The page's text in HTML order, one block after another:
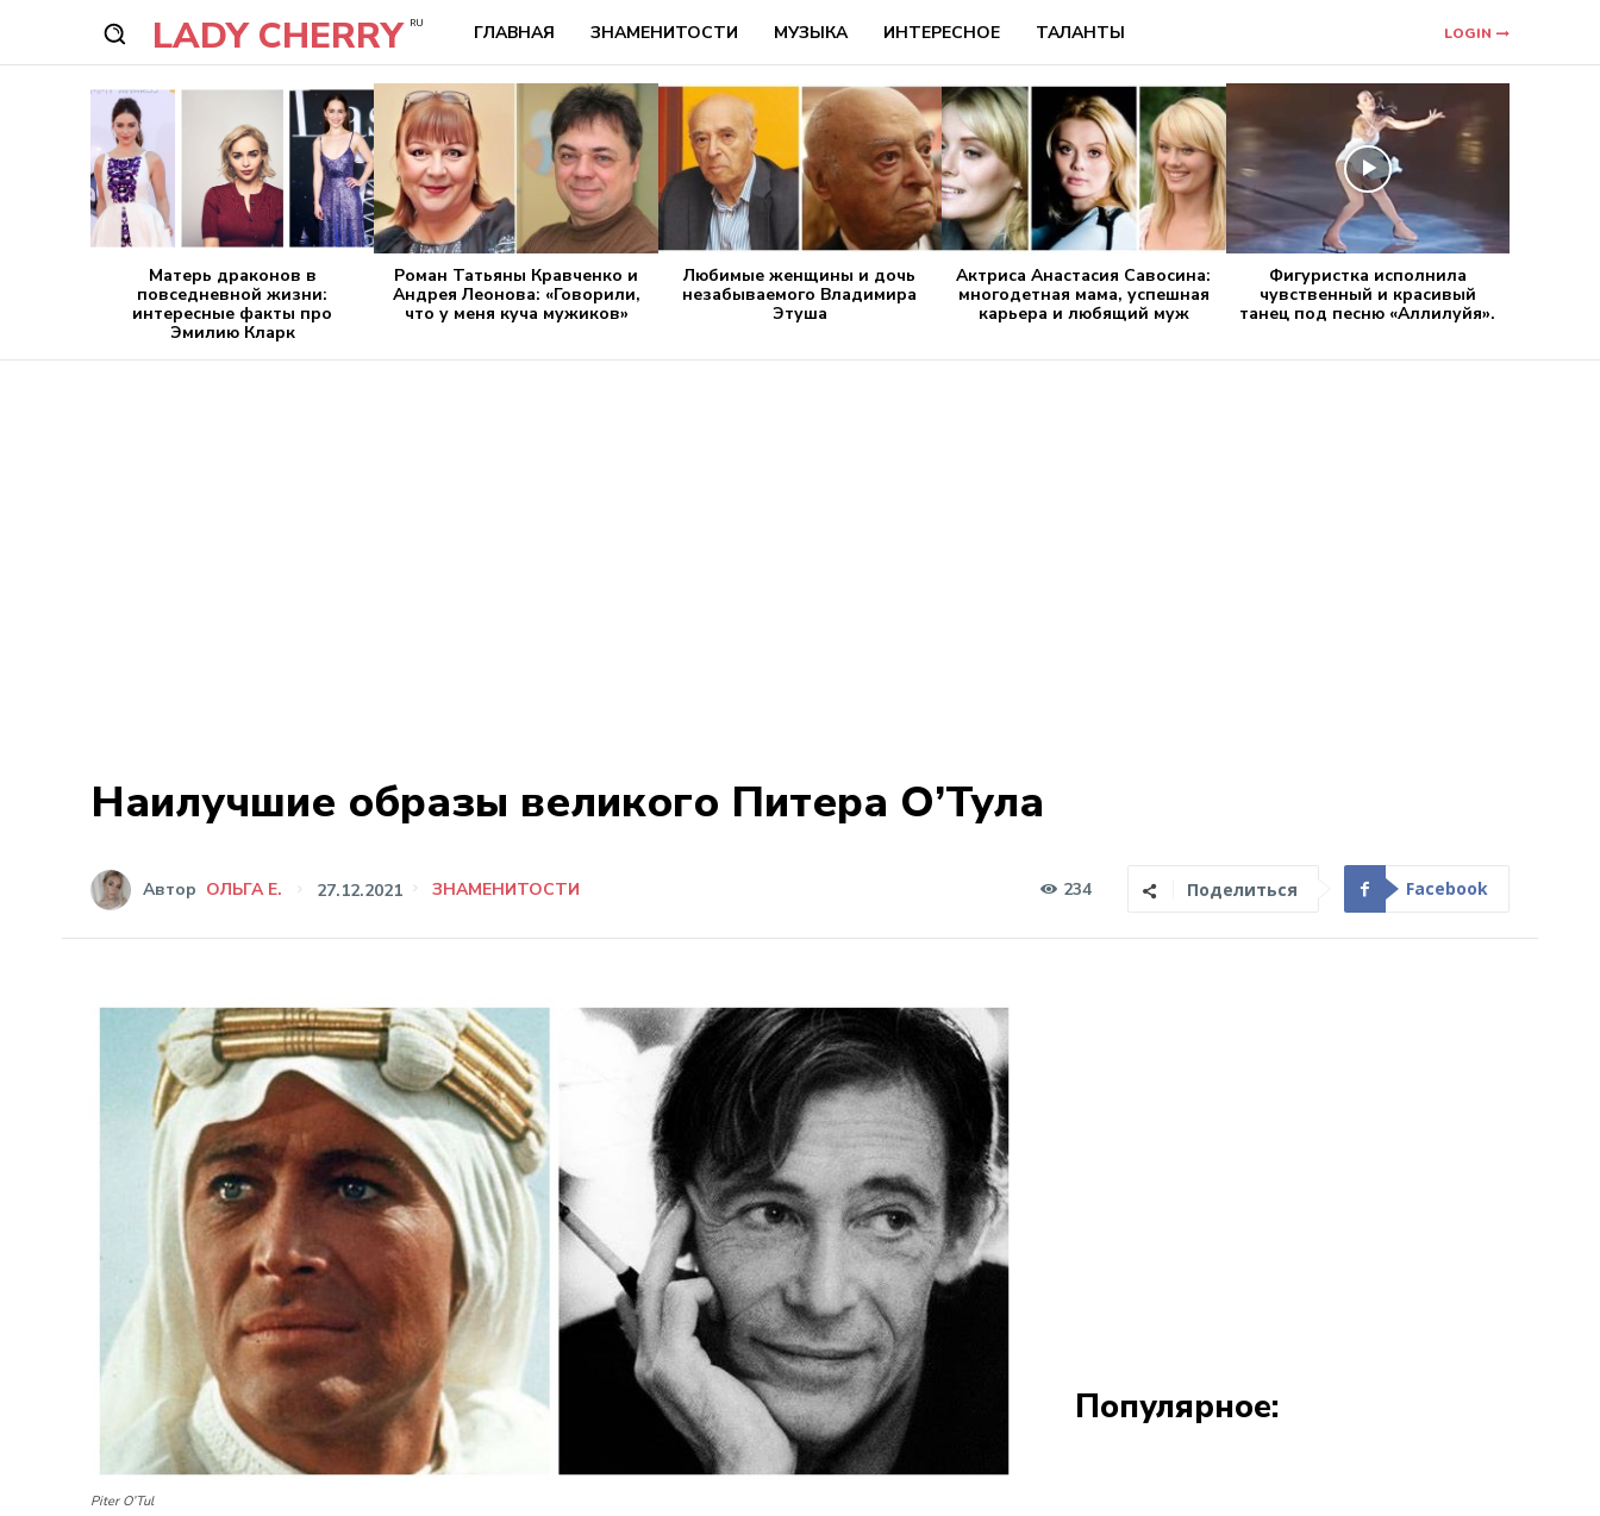
LADY CHERRY RU ГЛАВНАЯ ЗНАМЕНИТОСТИ МУЗЫКА ИНТЕРЕСНОЕ ТАЛАНТЫ LOGIN
Матерь драконов в
повседневной жизни:
интересные факты про
Эмилию Кларк
Роман Татьяны Кравченко и
Андрея Леонова: «Говорили,
что у меня куча мужиков»
Любимые женщины и дочь
незабываемого Владимира
Этуша
Актриса Анастасия Савосина:
многодетная мама, успешная
карьера и любящий муж
Фигуристка исполнила
чувственный и красивый
танец под песню «Аллилуйя».
Наилучшие образы великого Питера О’Тула
Автор ОЛЬГА Е. 27.12.2021 ЗНАМЕНИТОСТИ 234 Поделиться Facebook
Piter O’Tul
Популярное: